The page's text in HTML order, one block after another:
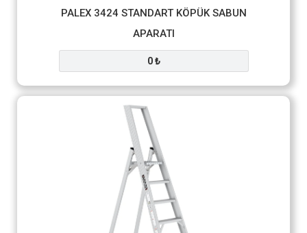
PALEX 3424 STANDART KÖPÜK SABUN
APARATI
0 ₺